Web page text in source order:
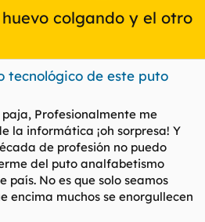
colgando y el otro
tecnológico de este puto
Profesionalmente me
la informática ¡oh sorpresa! Y
de profesión no puedo
del puto analfabetismo
país. No es que solo seamos
encima muchos se enorgullecen